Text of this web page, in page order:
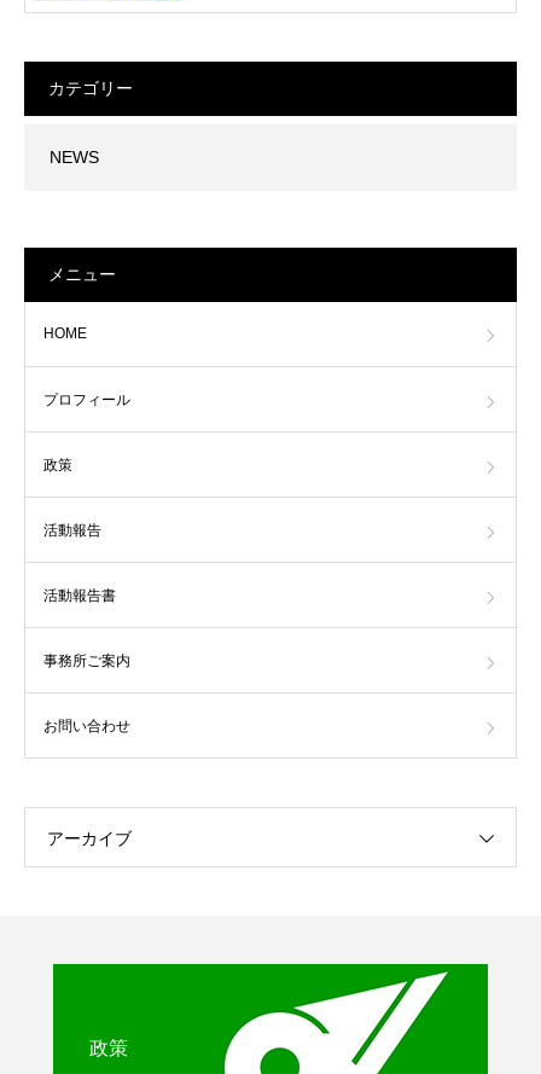
カテゴリー
NEWS
メニュー
HOME
プロフィール
政策
活動報告
活動報告書
事務所ご案内
お問い合わせ
アーカイブ
政策